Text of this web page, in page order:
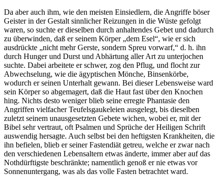
Da aber auch ihm, wie den meisten Einsiedlern, die Angriffe böser
Geister in der Gestalt sinnlicher Reizungen in die Wüste gefolgt
waren, so suchte er dieselben durch anhaltendes Gebet und dadurch
zu überwinden, daß er seinem Körper „dem Esel“, wie er sich
ausdrückte „nicht mehr Gerste, sondern Spreu vorwarf,“ d. h. ihn
durch Hunger und Durst und Abhärtung aller Art zu unterjochen
suchte. Dabei arbeitete er schwer, zog den Pflug, und flocht zur
Abwechselung, wie die ägyptischen Mönche, Binsenkörbe,
wodurch er seinen Unterhalt gewann. Bei dieser Lebensweise ward
sein Körper so abgemagert, daß die Haut fast über den Knochen
hing. Nichts desto weniger blieb seine erregte Phantasie den
Angriffen vielfacher Teufelsgaukeleien ausgelegt, bis dieselben
zuletzt seinem unausgesetzten Gebete wichen, wobei er, mit der
Bibel sehr vertraut, oft Psalmen und Sprüche der Heiligen Schrift
auswendig hersagte. Auch selbst bei den heftigsten Krankheiten, die
ihn befielen, blieb er seiner Fastendiät getreu, welche er zwar nach
den verschiedenen Lebensaltern etwas änderte, immer aber auf das
Nothdürftigste beschränkte; namentlich genoß er nie etwas vor
Sonnenuntergang, was als das volle Fasten betrachtet ward.